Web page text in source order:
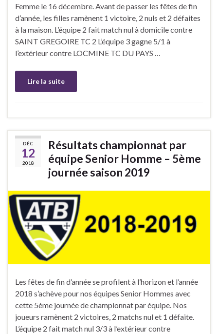
Femme le 16 décembre. Avant de passer les fêtes de fin
d’année, les filles ramènent 1 victoire, 2 nuls et 2 défaites
à la maison. L’équipe 2 fait match nul à domicile contre
SAINT GREGOIRE TC 2 L’équipe 3 gagne 5/1 à
l’extérieur contre LOCMINE TC DU PAYS …
Lire la suite
DÉC
12
2018
Résultats championnat par
équipe Senior Homme – 5ème
journée saison 2019
Les fêtes de fin d’année se profilent à l’horizon et l’année
2018 s’achève pour nos équipes Senior Hommes avec
cette 5ème journée de championnat par équipe. Nos
joueurs ramènent 2 victoires, 2 matchs nul et 1 défaite.
L’équipe 2 fait match nul 3/3 à l’extérieur contre